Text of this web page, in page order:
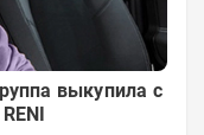
выкупила с